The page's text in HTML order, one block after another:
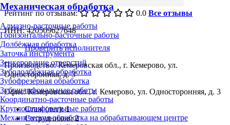
Механическая обработка
Алмазно-расточные работы
Горизонтально-расточные работы
Долбёжная обработка
Заточка инструмента
Зенкерование отверстий
Зубодолбёжная обработка
Зубофрезерная обработка
Зубошлифовальные работы
Координатно-расточные работы
Круглошлифовальные работы
Механическая обработка на обрабатывающем центре
Рейтинг по отзывам: 0.0 Все отзывы
ИНН: 420509627648
Проверить исполнителя
Производство: Кемеровская обл., г. Кемерово, ул.
Односторонняя, д. 3
Офис: Кемеровская обл., г. Кемерово, ул. Односторонняя, д. 3
Стаж (лет):1
Сотрудников:2